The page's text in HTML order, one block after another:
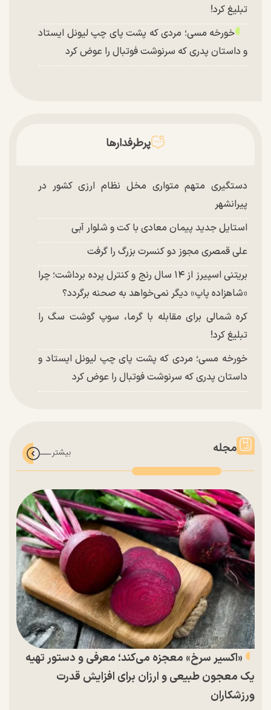
تبلیغ کرد!
خورخه مسی؛ مردی که پشت پای چپ لیونل ایستاد
و داستان پدری که سرنوشت فوتبال را عوض کرد
پرطرفدارها
دستگیری متهم متواری مخل نظام ارزی کشور در
پیرانشهر
استایل جدید پیمان معادی با کت و شلوار آبی
علی قمصری مجوز دو کنسرت بزرگ را گرفت
بریتنی اسپیرز از ۱۴ سال رنج و کنترل پرده برداشت؛ چرا
«شاهزاده پاپ» دیگر نمی‌خواهد به صحنه برگردد؟
کره شمالی برای مقابله با گرما، سوپ گوشت سگ را
تبلیغ کرد!
خورخه مسی؛ مردی که پشت پای چپ لیونل ایستاد و
داستان پدری که سرنوشت فوتبال را عوض کرد
مجله
«اکسیر سرخ» معجزه می‌کند؛ معرفی و دستور تهیه
یک معجون طبیعی و ارزان برای افزایش قدرت
ورزشکاران